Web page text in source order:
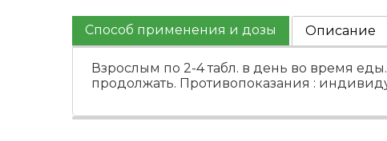
Способ применения и дозы Описание
Взрослым по 2-4 табл. в день во время
продолжать. Противопоказания :